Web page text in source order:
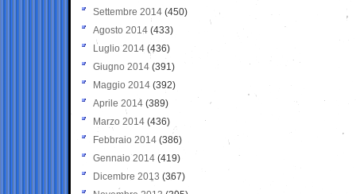
Settembre 2014 (450)
Agosto 2014 (433)
Luglio 2014 (436)
Giugno 2014 (391)
Maggio 2014 (392)
Aprile 2014 (389)
Marzo 2014 (436)
Febbraio 2014 (386)
Gennaio 2014 (419)
Dicembre 2013 (367)